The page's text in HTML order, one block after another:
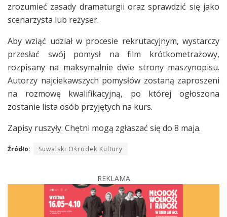
zrozumieć zasady dramaturgii oraz sprawdzić się jako
scenarzysta lub reżyser.
Aby wziąć udział w procesie rekrutacyjnym, wystarczy
przesłać swój pomysł na film krótkometrażowy,
rozpisany na maksymalnie dwie strony maszynopisu.
Autorzy najciekawszych pomysłów zostaną zaproszeni
na rozmowę kwalifikacyjną, po której ogłoszona
zostanie lista osób przyjętych na kurs.
Zapisy ruszyły. Chętni mogą zgłaszać się do 8 maja.
Źródło: Suwalski Ośrodek Kultury
REKLAMA